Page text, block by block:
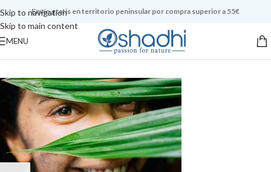
Skip to navigation
Skip to main content
Envío gratis en territorio peninsular por compra superior a 55€
MENU